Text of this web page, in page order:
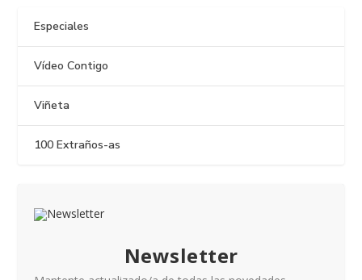
Especiales
Vídeo Contigo
Viñeta
100 Extraños-as
Newsletter